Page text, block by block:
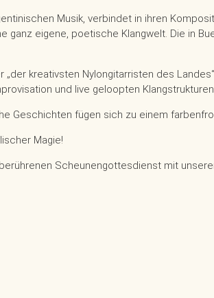
Musik, verbindet in ihren
eigene, poetische Klangwelt. Die in
„der kreativsten Nylongitarristen des
und live geloopten
Geschichten fügen sich zu einem
Magie!
Scheunengottesdienst mit